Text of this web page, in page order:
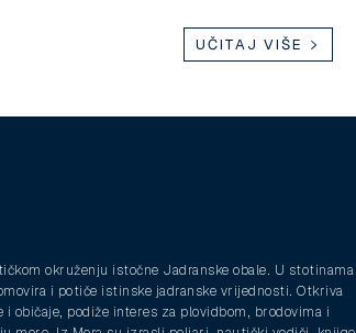
UČITAJ VIŠE
okruženju istočne Jadranske obale. U stotinama
i potiče istinske jadranske vrijednosti. Otkriva
običaje, podiže interes za plovidbom, brodovima i